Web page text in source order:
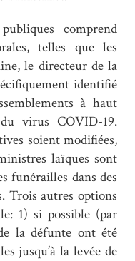
comprend
telles que les
le directeur de la
identifié
à haut
virus COVID-19.
soient modifiées,
laïques sont
funérailles dans des
Trois autres options
1) si possible (par
la défunte ont été
jusqu’à la levée de